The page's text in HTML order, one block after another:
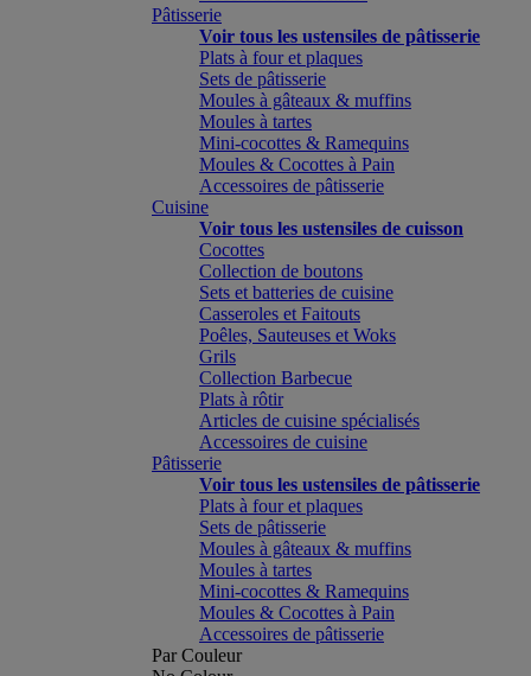
Pâtisserie
Voir tous les ustensiles de pâtisserie
Plats à four et plaques
Sets de pâtisserie
Moules à gâteaux & muffins
Moules à tartes
Mini-cocottes & Ramequins
Moules & Cocottes à Pain
Accessoires de pâtisserie
Cuisine
Voir tous les ustensiles de cuisson
Cocottes
Collection de boutons
Sets et batteries de cuisine
Casseroles et Faitouts
Poêles, Sauteuses et Woks
Grils
Collection Barbecue
Plats à rôtir
Articles de cuisine spécialisés
Accessoires de cuisine
Pâtisserie
Voir tous les ustensiles de pâtisserie
Plats à four et plaques
Sets de pâtisserie
Moules à gâteaux & muffins
Moules à tartes
Mini-cocottes & Ramequins
Moules & Cocottes à Pain
Accessoires de pâtisserie
Par Couleur